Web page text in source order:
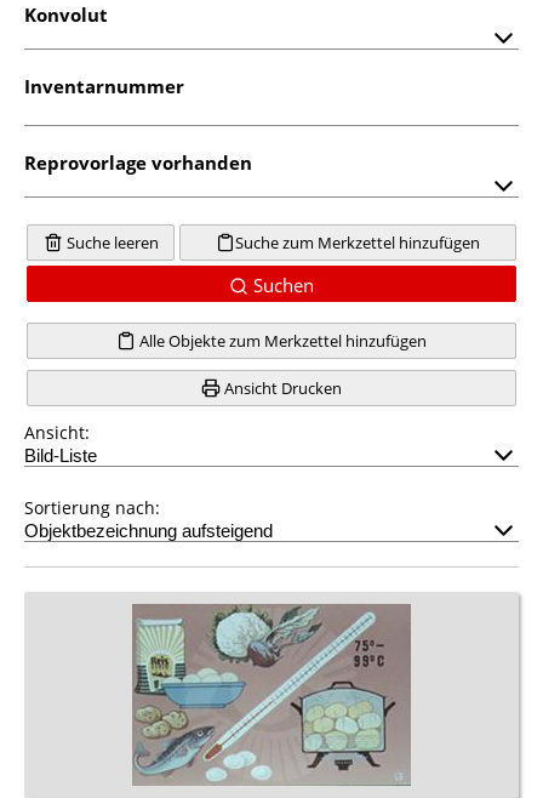
Konvolut
Inventarnummer
Reprovorlage vorhanden
Suche leeren Suche zum Merkzettel hinzufügen
Suchen
Alle Objekte zum Merkzettel hinzufügen
Ansicht Drucken
Ansicht:
Sortierung nach: